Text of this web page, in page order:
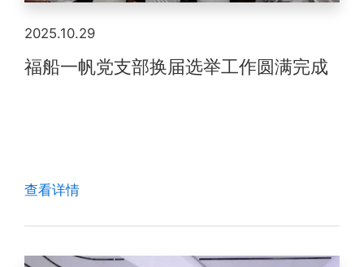
2025.10.29
福船一帆党支部换届选举工作圆满完成
查看详情